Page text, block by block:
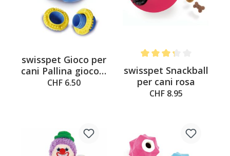
swisspet Gioco per
cani Pallina gioco e
snack Timon
CHF 6.50
Average rating of 3.2 out
swisspet Snackball
per cani rosa
CHF 8.95